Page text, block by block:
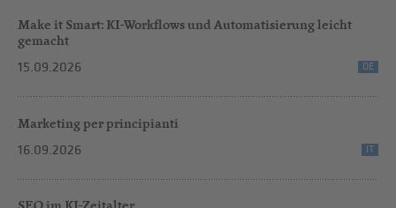
Make it Smart: KI-Workflows und Automatisierung leicht
gemacht
15.09.2026
DE
Marketing per principianti
16.09.2026
IT